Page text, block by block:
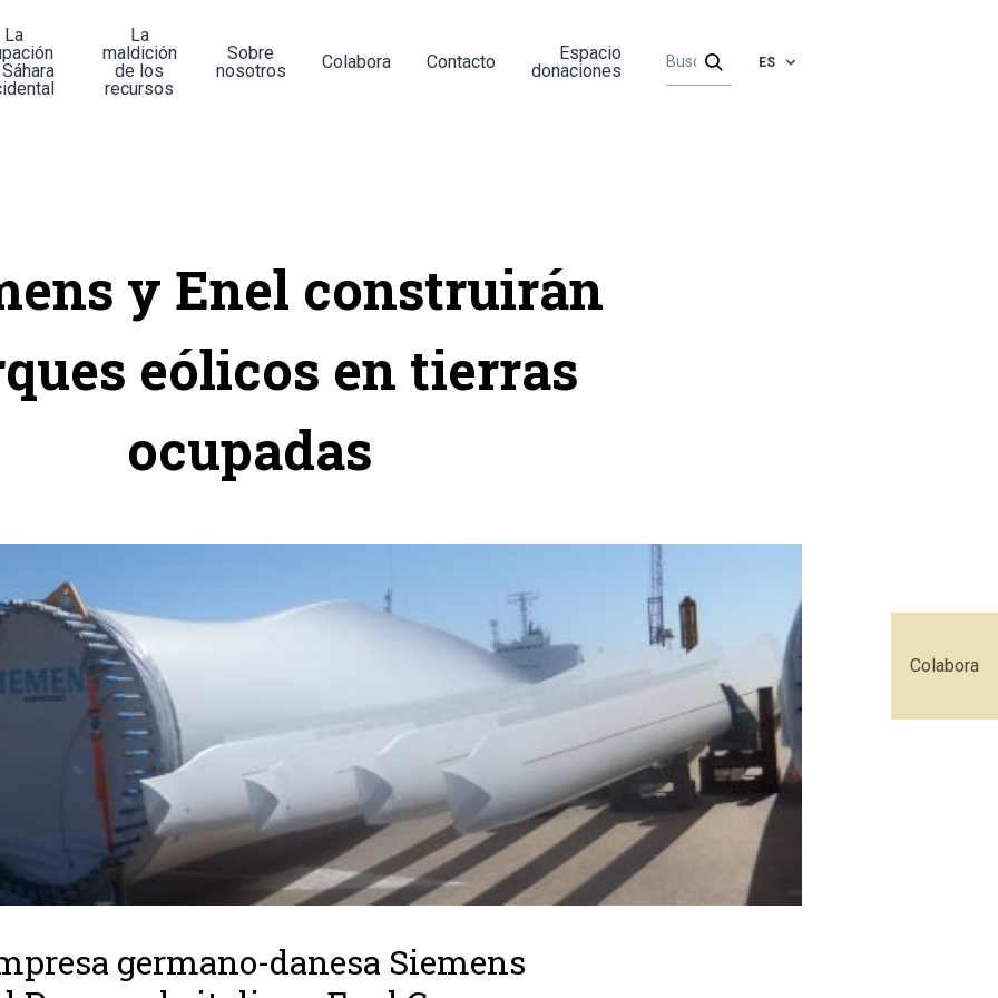
Colabora
La
La
maldición
de los
recursos
Sobre
nosotros
Colabora Contacto
Espacio
donaciones
ES
y Enel construirán
eólicos en tierras
ocupadas
germano-danesa Siemens